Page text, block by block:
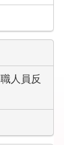
人員反